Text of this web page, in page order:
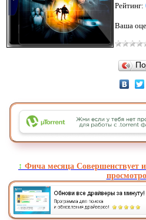
Рейтинг:
Ваша
↕️ Фича месяца Совершенствует